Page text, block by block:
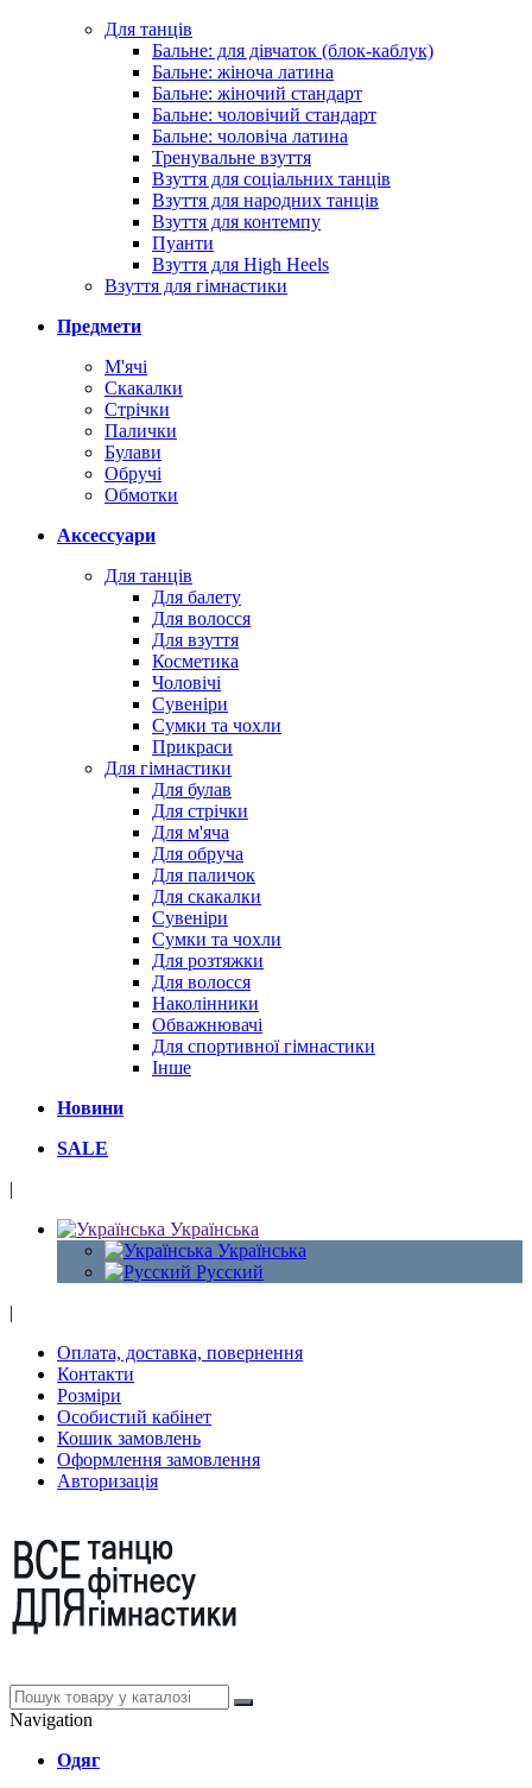
Для танців
Бальне: для дівчаток (блок-каблук)
Бальне: жіноча латина
Бальне: жіночий стандарт
Бальне: чоловічий стандарт
Бальне: чоловіча латина
Тренувальне взуття
Взуття для соціальних танців
Взуття для народних танців
Взуття для контемпу
Пуанти
Взуття для High Heels
Взуття для гімнастики
Предмети
М'ячі
Скакалки
Стрічки
Палички
Булави
Обручі
Обмотки
Аксессуари
Для танців
Для балету
Для волосся
Для взуття
Косметика
Чоловічі
Сувеніри
Сумки та чохли
Прикраси
Для гімнастики
Для булав
Для стрічки
Для м'яча
Для обруча
Для паличок
Для скакалки
Сувеніри
Сумки та чохли
Для розтяжки
Для волосся
Наколінники
Обважнювачі
Для спортивної гімнастики
Інше
Новини
SALE
|
Українська
Українська
Русский
|
Оплата, доставка, повернення
Контакти
Розміри
Особистий кабінет
Кошик замовлень
Оформлення замовлення
Авторизація
Navigation
Одяг